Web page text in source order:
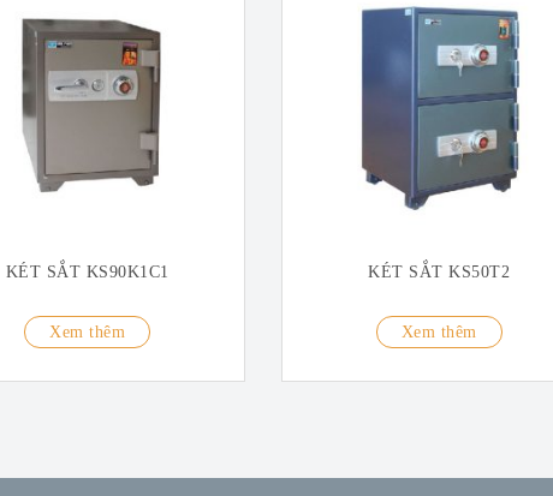
KÉT SẮT KS90K1C1
Xem thêm
KÉT SẮT KS50T2
Xem thêm